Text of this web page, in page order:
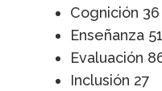
Cognición 36
Enseñanza
Evaluación
Inclusión 27